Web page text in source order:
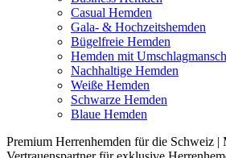
Casual Hemden
Gala- & Hochzeitshemden
Bügelfreie Hemden
Hemden mit
Nachhaltige Hemden
Weiße Hemden
Schwarze Hemden
Blaue Hemden
Premium Herrenhemden für die Schweiz